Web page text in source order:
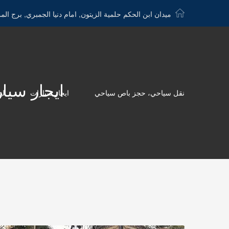
ميدان ابن الحكم حلمية الزيتون, امام دنيا الجمبري, برج
نقل سياحي، حجز باص سياحي ايجار سيارات
ايجار سياره